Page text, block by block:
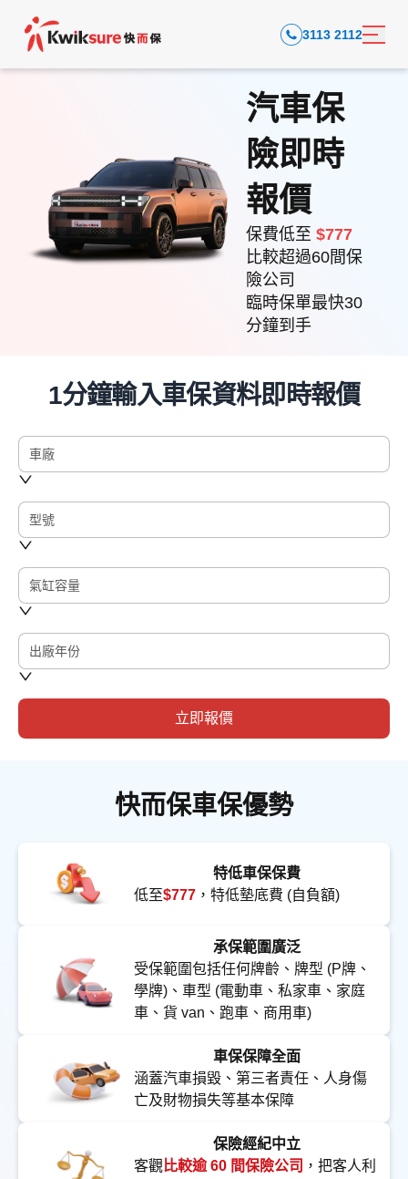
3113 2112
汽車保
險即時
報價
保費低至$777
比較超過60間保
險公司
臨時保單最快30
分鐘到手
1分鐘輸入車保資料即時報價
車廠
型號
氣缸容量
出廠年份
立即報價
快而保車保優勢
特低車保保費
低至$777 ，特低墊底費 (自負額)
承保範圍廣泛
受保範圍包括任何牌齡、牌型 (P牌、
學牌)、車型 (電動車、私家車、家庭
車、貨 van、跑車、商用車)
車保保障全面
涵蓋汽車損毀、第三者責任、人身傷
亡及財物損失等基本保障
保險經紀中立
客觀 比較逾 60 間保險公司 ，把客人利